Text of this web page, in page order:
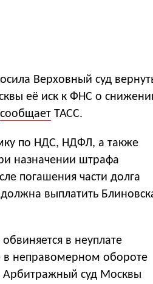
Верховный суд
её иск к ФНС о
сообщает ТАСС.
по НДС, НДФЛ, а также
назначении штрафа
погашения части долга
выплатить
в неуплате
в неправомерном обороте
Арбитражный суд Москвы